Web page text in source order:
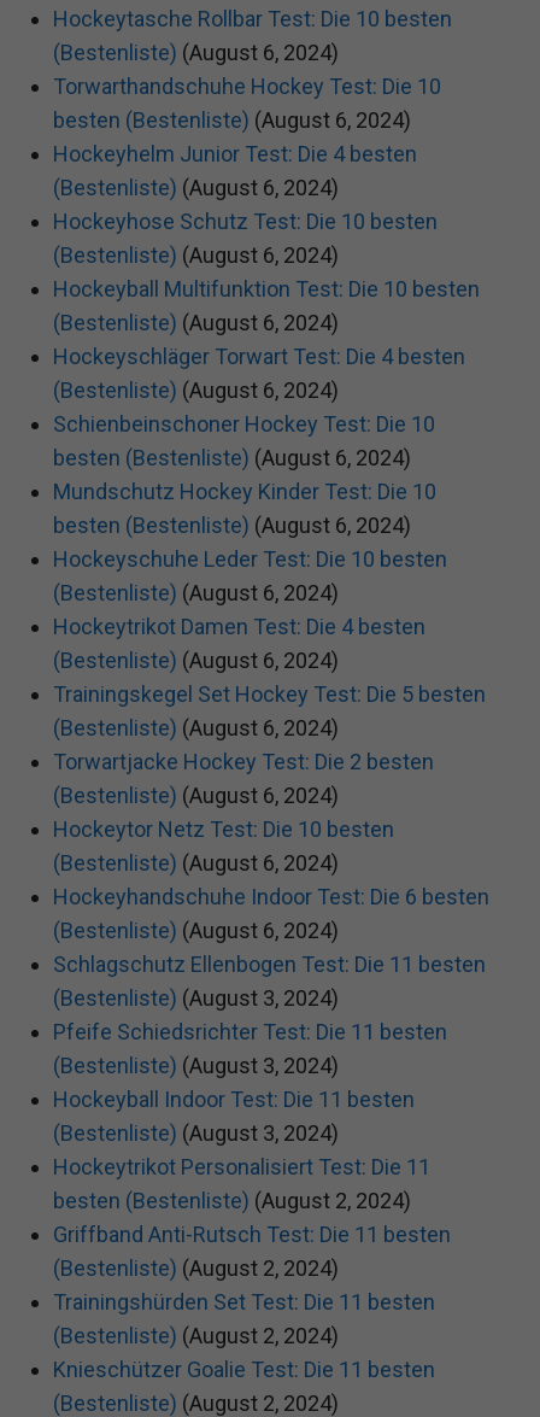
Hockeytasche Rollbar Test: Die 10 besten
(Bestenliste) (August 6, 2024)
Torwarthandschuhe Hockey Test: Die 10
besten (Bestenliste) (August 6, 2024)
Hockeyhelm Junior Test: Die 4 besten
(Bestenliste) (August 6, 2024)
Hockeyhose Schutz Test: Die 10 besten
(Bestenliste) (August 6, 2024)
Hockeyball Multifunktion Test: Die 10 besten
(Bestenliste) (August 6, 2024)
Hockeyschläger Torwart Test: Die 4 besten
(Bestenliste) (August 6, 2024)
Schienbeinschoner Hockey Test: Die 10
besten (Bestenliste) (August 6, 2024)
Mundschutz Hockey Kinder Test: Die 10
besten (Bestenliste) (August 6, 2024)
Hockeyschuhe Leder Test: Die 10 besten
(Bestenliste) (August 6, 2024)
Hockeytrikot Damen Test: Die 4 besten
(Bestenliste) (August 6, 2024)
Trainingskegel Set Hockey Test: Die 5 besten
(Bestenliste) (August 6, 2024)
Torwartjacke Hockey Test: Die 2 besten
(Bestenliste) (August 6, 2024)
Hockeytor Netz Test: Die 10 besten
(Bestenliste) (August 6, 2024)
Hockeyhandschuhe Indoor Test: Die 6 besten
(Bestenliste) (August 6, 2024)
Schlagschutz Ellenbogen Test: Die 11 besten
(Bestenliste) (August 3, 2024)
Pfeife Schiedsrichter Test: Die 11 besten
(Bestenliste) (August 3, 2024)
Hockeyball Indoor Test: Die 11 besten
(Bestenliste) (August 3, 2024)
Hockeytrikot Personalisiert Test: Die 11
besten (Bestenliste) (August 2, 2024)
Griffband Anti-Rutsch Test: Die 11 besten
(Bestenliste) (August 2, 2024)
Trainingshürden Set Test: Die 11 besten
(Bestenliste) (August 2, 2024)
Knieschützer Goalie Test: Die 11 besten
(Bestenliste) (August 2, 2024)